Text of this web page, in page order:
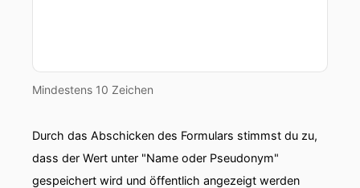
Mindestens 10 Zeichen
Durch das Abschicken des Formulars stimmst du zu,
dass der Wert unter "Name oder Pseudonym"
gespeichert wird und öffentlich angezeigt werden